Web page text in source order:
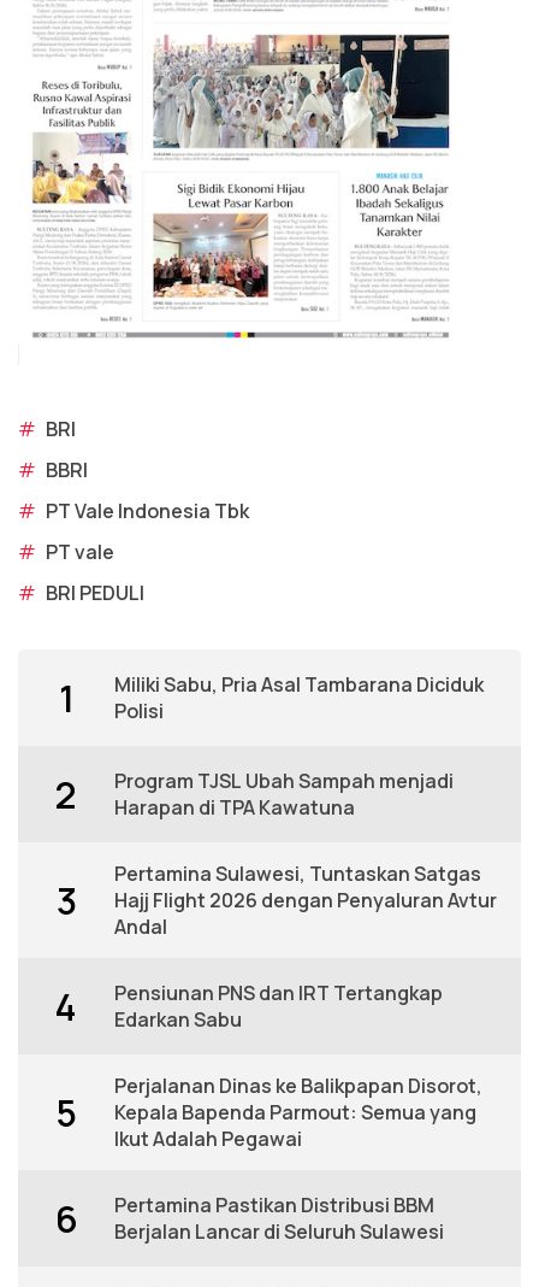
# BRI
# BBRI
# PT Vale Indonesia Tbk
# PT vale
# BRI PEDULI
1
Miliki Sabu, Pria Asal Tambarana Diciduk
Polisi
2
Program TJSL Ubah Sampah menjadi
Harapan di TPA Kawatuna
3
Pertamina Sulawesi, Tuntaskan Satgas
Hajj Flight 2026 dengan Penyaluran Avtur
Andal
4
Pensiunan PNS dan IRT Tertangkap
Edarkan Sabu
5
Perjalanan Dinas ke Balikpapan Disorot,
Kepala Bapenda Parmout: Semua yang
Ikut Adalah Pegawai
6
Pertamina Pastikan Distribusi BBM
Berjalan Lancar di Seluruh Sulawesi